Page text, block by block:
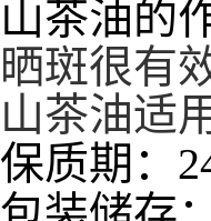
山茶油的
晒斑很有
山茶油适
保质期：